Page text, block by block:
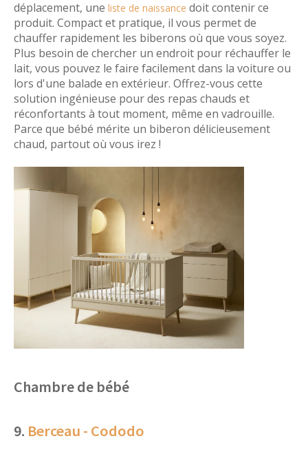
déplacement, une liste de naissance doit contenir ce
produit. Compact et pratique, il vous permet de
chauffer rapidement les biberons où que vous soyez.
Plus besoin de chercher un endroit pour réchauffer le
lait, vous pouvez le faire facilement dans la voiture ou
lors d'une balade en extérieur. Offrez-vous cette
solution ingénieuse pour des repas chauds et
réconfortants à tout moment, même en vadrouille.
Parce que bébé mérite un biberon délicieusement
chaud, partout où vous irez !
Chambre de bébé
9. Berceau - Cododo